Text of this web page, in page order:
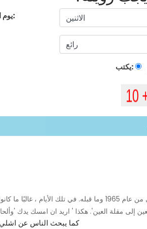
يوم الأسبوع:
يكتب:
من الصعب محاولة معرفة من كتب ماذا في أغنية لينون مكارتني من عام 1965 وما قبله. في تلك الأيام
كما يبحث الناس عن اشلي